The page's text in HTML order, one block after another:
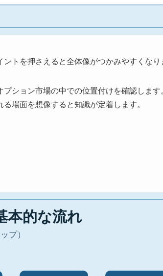
トを押さえると全体像がつかみやすくなり
ション市場の中での位置付けを確認しま
場面を想像すると知識が定着します。